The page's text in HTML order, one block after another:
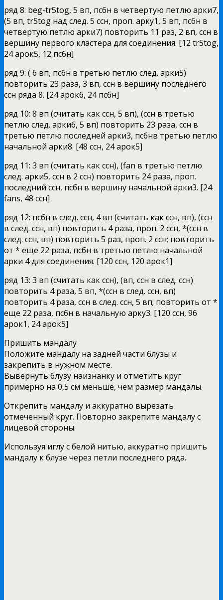
ряд 8: beg-tr5tog, 5 вп, псбн в четвертую петлю арки7,
(5 вп, tr5tog над след. 5 ссн, проп. арку1, 5 вп, псбн в
четвертую петлю арки7) повторить 11 раз, 2 вп, ссн в
вершину первого кластера для соединения. [12 tr5tog,
24 арок5, 12 псбн]
ряд 9: ( 6 вп, псбн в третью петлю след. арки5)
повторить 23 раза, 3 вп, ссн в вершину последнего
ссн ряда 8. [24 арок6, 24 псбн]
ряд 10: 8 вп (считать как ссн, 5 вп), (ссн в третью
петлю след. арки6, 5 вп) повторить 23 раза, ссн в
третью петлю последней арки3, псбнв третью петлю
начальной арки8. [48 ссн, 24 арок5]
ряд 11: 3 вп (считать как ссн), (fan в третью петлю
след. арки5, ссн в 2 ссн) повторить 24 раза, проп.
последний ссн, псбн в вершину начальной арки3. [24
fans, 48 ссн]
ряд 12: псбн в след. ссн, 4 вп (считать как ссн, вп), (ссн
в след. ссн, вп) повторить 4 раза, проп. 2 ссн, *(ссн в
след. ссн, вп) повторить 5 раз, проп. 2 ссн; повторить
от * еще 22 раза, псбн в третью петлю начальной
арки 4 для соединения. [120 ссн, 120 арок1]
ряд 13: 3 вп (считать как ссн), (вп, ссн в след. ссн)
повторить 4 раза, 5 вп, *(ссн в след. ссн, вп)
повторить 4 раза, ссн в след. ссн, 5 вп; повторить от *
еще 22 раза, псбн в начальную арку3. [120 ссн, 96
арок1, 24 арок5]
Пришить мандалу
Положите мандалу на задней части блузы и
закрепить в нужном месте.
Вывернуть блузу наизнанку и отметить круг
примерно на 0,5 см меньше, чем размер мандалы.
Открепить мандалу и аккуратно вырезать
отмеченный круг. Повторно закрепите мандалу с
лицевой стороны.
Используя иглу с белой нитью, аккуратно пришить
мандалу к блузе через петли последнего ряда.